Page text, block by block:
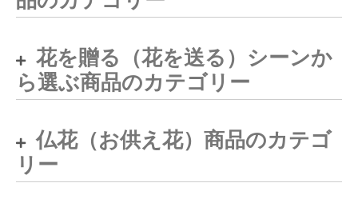
花を贈る（花を送る）シーンか
ら選ぶ商品のカテゴリー
仏花（お供え花）商品のカテゴ
リー